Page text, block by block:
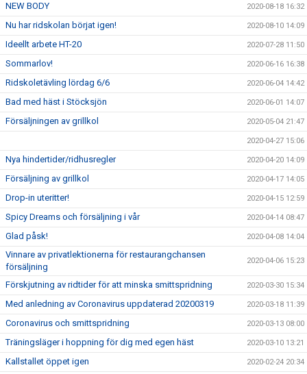
NEW BODY 2020-08-18 16:32
Nu har ridskolan börjat igen! 2020-08-10 14:09
Ideellt arbete HT-20 2020-07-28 11:50
Sommarlov! 2020-06-16 16:38
Ridskoletävling lördag 6/6 2020-06-04 14:42
Bad med häst i Stöcksjön 2020-06-01 14:07
Försäljningen av grillkol 2020-05-04 21:47
2020-04-27 15:06
Nya hindertider/ridhusregler 2020-04-20 14:09
Försäljning av grillkol 2020-04-17 14:05
Drop-in uteritter! 2020-04-15 12:59
Spicy Dreams och försäljning i vår 2020-04-14 08:47
Glad påsk! 2020-04-08 14:04
Vinnare av privatlektionerna för restaurangchansen
försäljning
2020-04-06 15:23
Förskjutning av ridtider för att minska smittspridning 2020-03-30 15:34
Med anledning av Coronavirus uppdaterad 20200319 2020-03-18 11:39
Coronavirus och smittspridning 2020-03-13 08:00
Träningsläger i hoppning för dig med egen häst 2020-03-10 13:21
Kallstallet öppet igen 2020-02-24 20:34